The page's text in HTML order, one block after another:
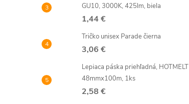
GU10, 3000K, 425lm, biela
1,44 €
Tričko unisex Parade čierna
3,06 €
Lepiaca páska priehľadná, HOTMELT
48mmx100m, 1ks
2,58 €